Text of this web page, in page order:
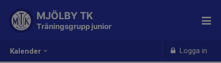
Kalender Logga in
MJÖLBY TK
Träningsgrupp junior